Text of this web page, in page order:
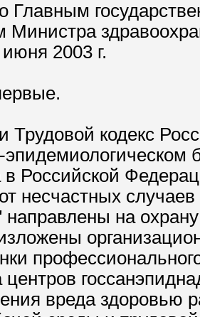
Главным
Министра
2003 г.
Трудовой кодекс
в Российской
несчастных
на
центров
вреда здоровью